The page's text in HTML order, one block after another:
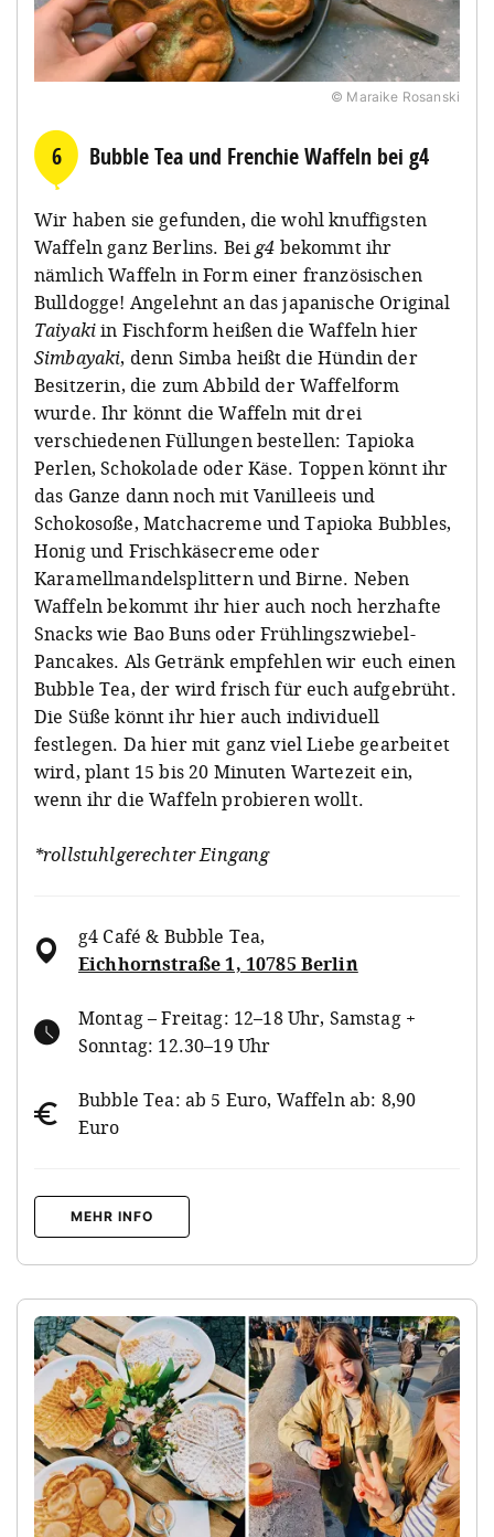
© Maraike Rosanski
6 Bubble Tea und Frenchie Waffeln bei g4
Wir haben sie gefunden, die wohl knuffigsten
Waffeln ganz Berlins. Bei g4 bekommt ihr
nämlich Waffeln in Form einer französischen
Bulldogge! Angelehnt an das japanische Original
Taiyakiin Fischform heißen die Waffeln hier
Simbayaki, denn Simba heißt die Hündin der
Besitzerin, die zum Abbild der Waffelform
wurde. Ihr könnt die Waffeln mit drei
verschiedenen Füllungen bestellen: Tapioka
Perlen, Schokolade oder Käse. Toppen könnt ihr
das Ganze dann noch mit Vanilleeis und
Schokosoße, Matchacreme und Tapioka Bubbles,
Honig und Frischkäsecreme oder
Karamellmandelsplittern und Birne. Neben
Waffeln bekommt ihr hier auch noch herzhafte
Snacks wie Bao Buns oder Frühlingszwiebel-
Pancakes. Als Getränk empfehlen wir euch einen
Bubble Tea, der wird frisch für euch aufgebrüht.
Die Süße könnt ihr hier auch individuell
festlegen. Da hier mit ganz viel Liebe gearbeitet
wird, plant 15 bis 20 Minuten Wartezeit ein,
wenn ihr die Waffeln probieren wollt.
*rollstuhlgerechter Eingang
g4 Café & Bubble Tea,
Eichhornstraße 1, 10785 Berlin
Montag – Freitag: 12–18 Uhr, Samstag +
Sonntag: 12.30–19 Uhr
Bubble Tea: ab 5 Euro, Waffeln ab: 8,90
Euro
MEHR INFO